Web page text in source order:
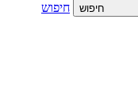
חיפוש
חיפוש